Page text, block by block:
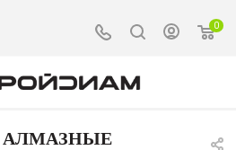
0
АЛМАЗНЫЕ